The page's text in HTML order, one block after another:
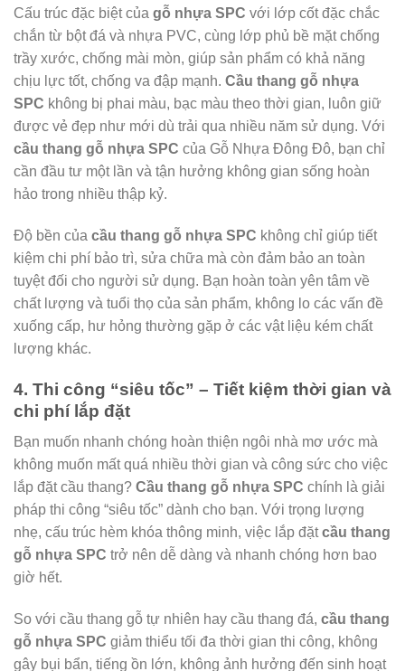
Cấu trúc đặc biệt của gỗ nhựa SPC với lớp cốt đặc chắc
chắn từ bột đá và nhựa PVC, cùng lớp phủ bề mặt chống
trầy xước, chống mài mòn, giúp sản phẩm có khả năng
chịu lực tốt, chống va đập mạnh. Cầu thang gỗ nhựa
SPC không bị phai màu, bạc màu theo thời gian, luôn giữ
được vẻ đẹp như mới dù trải qua nhiều năm sử dụng. Với
cầu thang gỗ nhựa SPC của Gỗ Nhựa Đông Đô, bạn chỉ
cần đầu tư một lần và tận hưởng không gian sống hoàn
hảo trong nhiều thập kỷ.
Độ bền của cầu thang gỗ nhựa SPC không chỉ giúp tiết
kiệm chi phí bảo trì, sửa chữa mà còn đảm bảo an toàn
tuyệt đối cho người sử dụng. Bạn hoàn toàn yên tâm về
chất lượng và tuổi thọ của sản phẩm, không lo các vấn đề
xuống cấp, hư hỏng thường gặp ở các vật liệu kém chất
lượng khác.
4. Thi công “siêu tốc” – Tiết kiệm thời gian và
chi phí lắp đặt
Bạn muốn nhanh chóng hoàn thiện ngôi nhà mơ ước mà
không muốn mất quá nhiều thời gian và công sức cho việc
lắp đặt cầu thang? Cầu thang gỗ nhựa SPC chính là giải
pháp thi công “siêu tốc” dành cho bạn. Với trọng lượng
nhẹ, cấu trúc hèm khóa thông minh, việc lắp đặtcầu thang
gỗ nhựa SPC trở nên dễ dàng và nhanh chóng hơn bao
giờ hết.
So với cầu thang gỗ tự nhiên hay cầu thang đá, cầu thang
gỗ nhựa SPC giảm thiểu tối đa thời gian thi công, không
gây bụi bẩn, tiếng ồn lớn, không ảnh hưởng đến sinh hoạt